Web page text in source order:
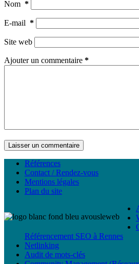
Nom *
E-mail *
Site web
Ajouter un commentaire *
Laisser un commentaire
Références
Contact / Rendez-vous
Mentions légales
Plan du site
Référencement SEO à Rennes
Netlinking
Audit de mots-clés